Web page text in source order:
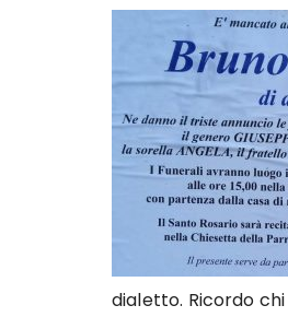
dialetto. Ricordo